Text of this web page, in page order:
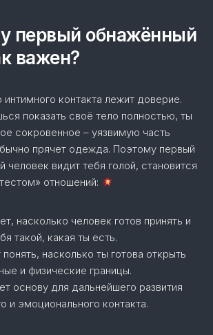
первый обнажённый
важен?
контакта лежит доверие.
показать своё тело полностью, ты
сокровенное – уязвимую часть
прячет одежда. Поэтому первый
человек видит тебя голой, становится
отношений:
насколько человек готов принять и
такой, какая ты есть.
насколько ты готова открыть
и физические границы.
основу для дальнейшего развития
и эмоционального контакта.